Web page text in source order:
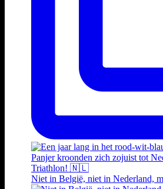
Niet in België, niet in Nederland,